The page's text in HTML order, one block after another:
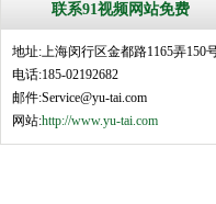
联系91视频网站免费
地址:上海闵行区金都路1165弄150
电话:185-02192682
邮件:Service@yu-tai.com
网站:http://www.yu-tai.com